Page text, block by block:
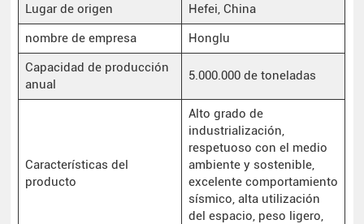
Lugar de origen
Hefei, China
nombre de empresa
Honglu
Capacidad de producción
anual
5.000.000 de toneladas
Características del
producto
Alto grado de
industrialización,
respetuoso con el medio
ambiente y sostenible,
excelente comportamiento
sísmico, alta utilización
del espacio, peso ligero,